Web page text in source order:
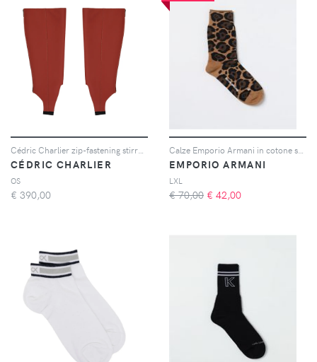
CÉDRIC CHARLIER
OS
€ 390,00
EMPORIO ARMANI
LXL
€ 70,00 € 42,00